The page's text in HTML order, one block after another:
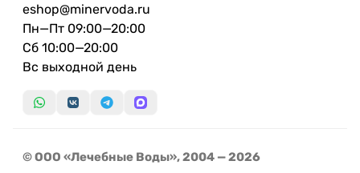
eshop@minervoda.ru
Пн—Пт 09:00—20:00
Сб 10:00—20:00
Вс выходной день
© ООО «Лечебные Воды», 2004 — 2026